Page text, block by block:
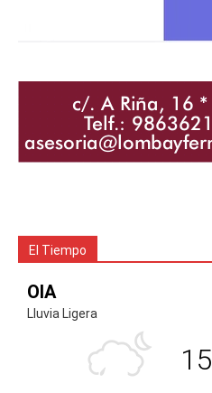
El Tiempo
OIA
Lluvia Ligera
15